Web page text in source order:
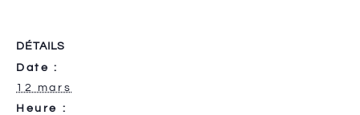
DÉTAILS
Date :
12 mars
Heure :